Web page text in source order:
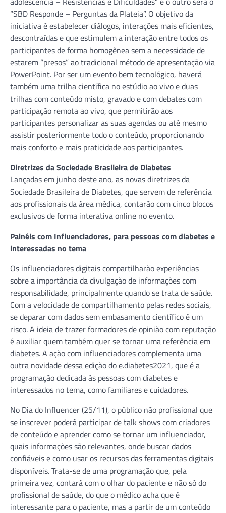
“SBD Responde – Perguntas da Plateia”. O objetivo da
iniciativa é estabelecer diálogos, interações mais eficientes,
descontraídas e que estimulem a interação entre todos os
participantes de forma homogênea sem a necessidade de
estarem “presos” ao tradicional método de apresentação via
PowerPoint. Por ser um evento bem tecnológico, haverá
também uma trilha científica no estúdio ao vivo e duas
trilhas com conteúdo misto, gravado e com debates com
participação remota ao vivo, que permitirão aos
participantes personalizar as suas agendas ou até mesmo
assistir posteriormente todo o conteúdo, proporcionando
mais conforto e mais praticidade aos participantes.
Diretrizes da Sociedade Brasileira de Diabetes
Lançadas em junho deste ano, as novas diretrizes da
Sociedade Brasileira de Diabetes, que servem de referência
aos profissionais da área médica, contarão com cinco blocos
exclusivos de forma interativa online no evento.
Painéis com Influenciadores, para pessoas com diabetes e
interessadas no tema
Os influenciadores digitais compartilharão experiências
sobre a importância da divulgação de informações com
responsabilidade, principalmente quando se trata de saúde.
Com a velocidade de compartilhamento pelas redes sociais,
se deparar com dados sem embasamento científico é um
risco. A ideia de trazer formadores de opinião com reputação
é auxiliar quem também quer se tornar uma referência em
diabetes. A ação com influenciadores complementa uma
outra novidade dessa edição do e.diabetes2021, que é a
programação dedicada às pessoas com diabetes e
interessados no tema, como familiares e cuidadores.
No Dia do Influencer (25/11), o público não profissional que
se inscrever poderá participar de talk shows com criadores
de conteúdo e aprender como se tornar um influenciador,
quais informações são relevantes, onde buscar dados
confiáveis e como usar os recursos das ferramentas digitais
disponíveis. Trata-se de uma programação que, pela
primeira vez, contará com o olhar do paciente e não só do
profissional de saúde, do que o médico acha que é
interessante para o paciente, mas a partir de um conteúdo